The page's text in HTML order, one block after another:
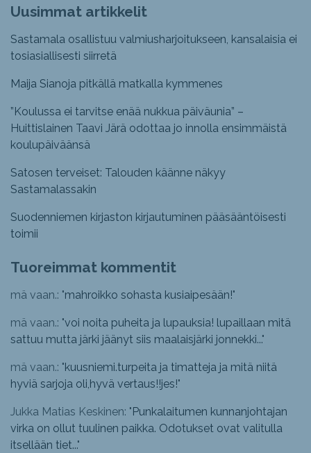
Uusimmat artikkelit
Sastamala osallistuu valmiusharjoitukseen, kansalaisia ei
tosiasiallisesti siirretä
Maija Sianoja pitkällä matkalla kymmenes
”Koulussa ei tarvitse enää nukkua päiväunia” –
Huittislainen Taavi Järä odottaa jo innolla ensimmäistä
koulupäiväänsä
Satosen terveiset: Talouden käänne näkyy
Sastamalassakin
Suodenniemen kirjaston kirjautuminen pääsääntöisesti
toimii
Tuoreimmat kommentit
mä vaan.: "mahroikko sohasta kusiaipesään!"
mä vaan.: "voi noita puheita ja lupauksia! lupaillaan mitä
sattuu mutta järki jäänyt siis maalaisjärki jonnekki..."
mä vaan.: "kuusniemi.turpeita ja timatteja ja mitä niitä
hyviä sarjoja oli,hyvä vertaus!!jes!"
Jukka Matias Keskinen: " Punkalaitumen kunnanjohtajan
virka on ollut tuulinen paikka. Odotukset ovat valitulla
itsellään tiet..."